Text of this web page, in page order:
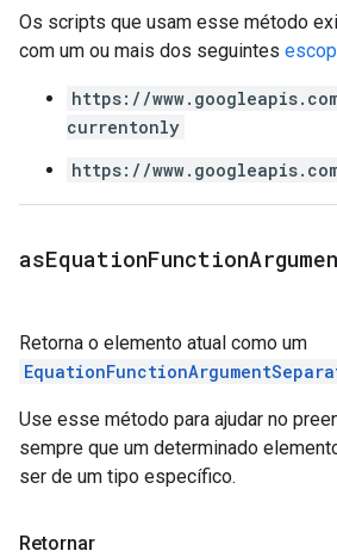
Os scripts que usam esse método
com um ou mais dos seguintes
https://
currentonly
https://
asEquationFunction
Retorna o elemento atual como um
Use esse método para ajudar no
sempre que um determinado
ser de um tipo específico.
Retornar